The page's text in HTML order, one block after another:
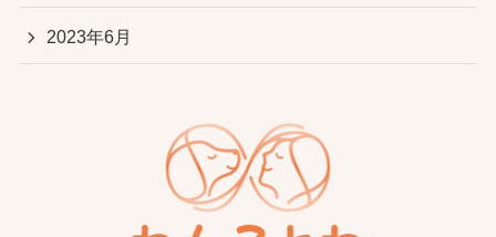
2023年6月